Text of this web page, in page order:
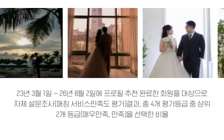
23년 3월 1일 ~ 26년 8월 2일에 프로필 추천 완료한 회원을 대상으로
자체 설문조사(매칭 서비스만족도 평가)결과, 총 4개 평가등급 중 상위
2개 등급(매우만족, 만족)을 선택한 비율